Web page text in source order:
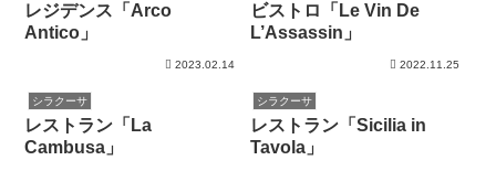
レジデンス「Arco
Antico」
2023.02.14
ビストロ「Le Vin De
L’Assassin」
2022.11.25
シラクーサ
レストラン「La
Cambusa」
シラクーサ
レストラン「Sicilia in
Tavola」